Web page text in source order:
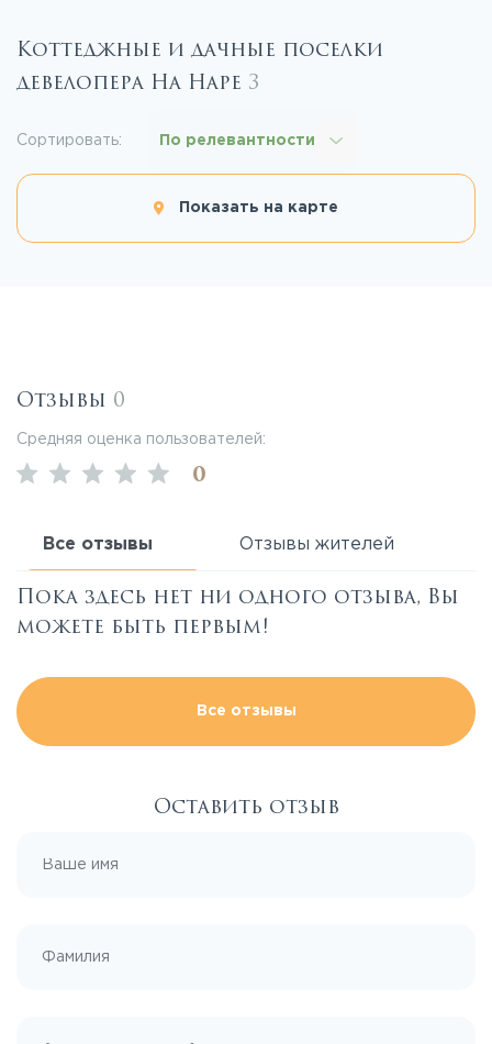
Коттеджные и дачные поселки
девелопера На Наре 3
Показать на карте
Сортировать: По релевантности
Отзывы 0
Средняя оценка пользователей:
0
Все отзывы Отзывы жителей
Пока здесь нет ни одного отзыва, Вы
можете быть первым!
Все отзывы
Оставить отзыв